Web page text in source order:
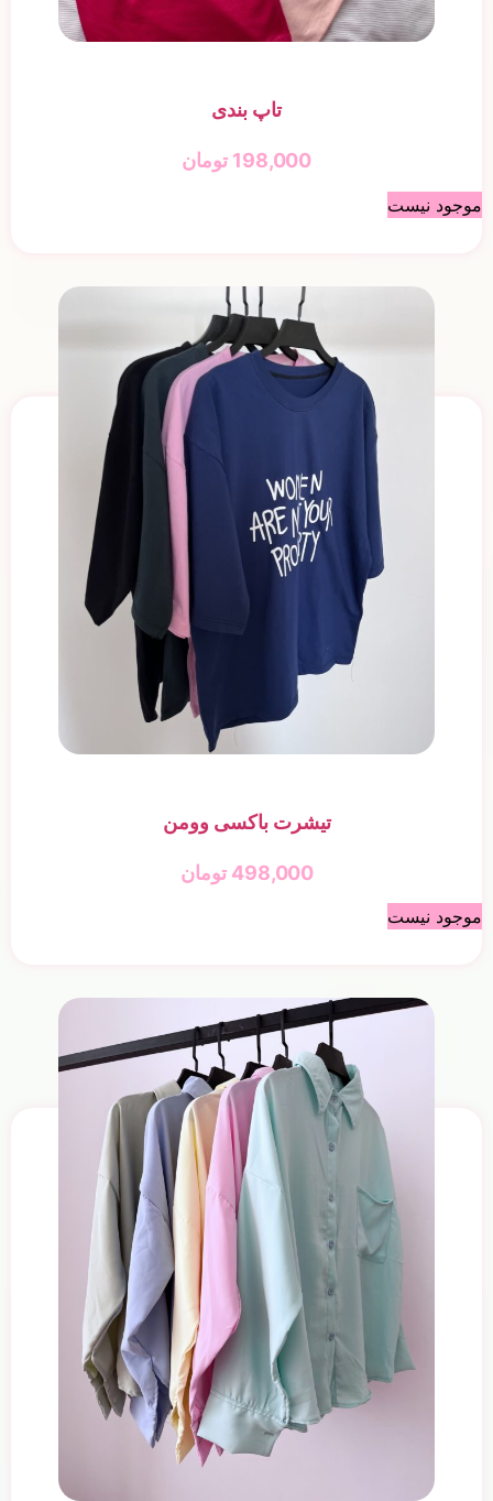
تاپ بندی
198,000 تومان
موجود نیست
تیشرت باکسی وومن
498,000 تومان
موجود نیست